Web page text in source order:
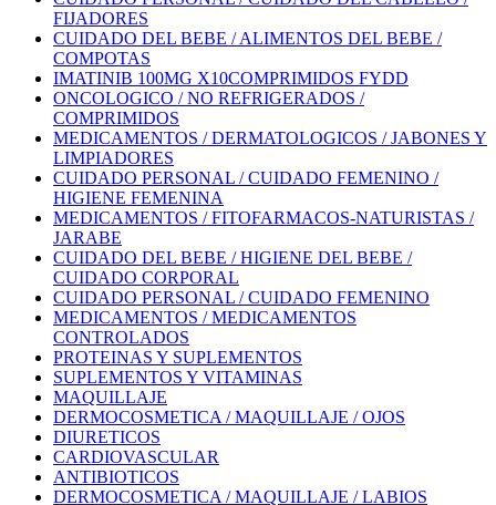
FIJADORES
CUIDADO DEL BEBE / ALIMENTOS DEL BEBE /
COMPOTAS
IMATINIB 100MG X10COMPRIMIDOS FYDD
ONCOLOGICO / NO REFRIGERADOS /
COMPRIMIDOS
MEDICAMENTOS / DERMATOLOGICOS / JABONES Y
LIMPIADORES
CUIDADO PERSONAL / CUIDADO FEMENINO /
HIGIENE FEMENINA
MEDICAMENTOS / FITOFARMACOS-NATURISTAS /
JARABE
CUIDADO DEL BEBE / HIGIENE DEL BEBE /
CUIDADO CORPORAL
CUIDADO PERSONAL / CUIDADO FEMENINO
MEDICAMENTOS / MEDICAMENTOS
CONTROLADOS
PROTEINAS Y SUPLEMENTOS
SUPLEMENTOS Y VITAMINAS
MAQUILLAJE
DERMOCOSMETICA / MAQUILLAJE / OJOS
DIURETICOS
CARDIOVASCULAR
ANTIBIOTICOS
DERMOCOSMETICA / MAQUILLAJE / LABIOS